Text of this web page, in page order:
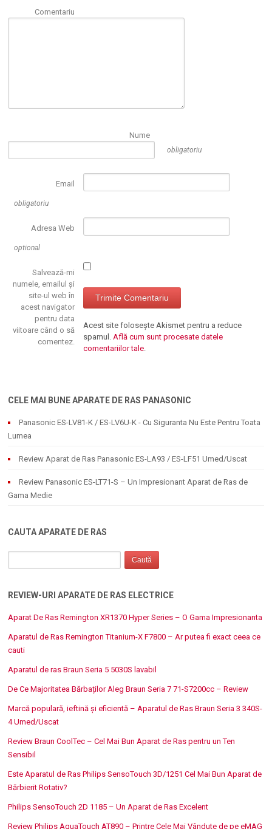
Comentariu
Nume
obligatoriu
Email
obligatoriu
Adresa Web
optional
Salvează-mi
numele, emailul și
site-ul web în
acest navigator
pentru data
viitoare când o să
comentez.
Acest site folosește Akismet pentru a reduce
spamul.Află cum sunt procesate datele
comentariilor tale.
CELE MAI BUNE APARATE DE RAS PANASONIC
Panasonic ES-LV81-K / ES-LV6U-K - Cu Siguranta Nu Este Pentru Toata
Lumea
Review Aparat de Ras Panasonic ES-LA93 / ES-LF51 Umed/Uscat
Review Panasonic ES-LT71-S – Un Impresionant Aparat de Ras de
Gama Medie
CAUTA APARATE DE RAS
REVIEW-URI APARATE DE RAS ELECTRICE
Aparat De Ras Remington XR1370 Hyper Series – O Gama Impresionanta
Aparatul de Ras Remington Titanium-X F7800 – Ar putea fi exact ceea ce
cauti
Aparatul de ras Braun Seria 5 5030S lavabil
De Ce Majoritatea Bărbaților Aleg Braun Seria 7 71-S7200cc – Review
Marcă populară, ieftină și eficientă – Aparatul de Ras Braun Seria 3 340S-
4 Umed/Uscat
Review Braun CoolTec – Cel Mai Bun Aparat de Ras pentru un Ten
Sensibil
Este Aparatul de Ras Philips SensoTouch 3D/1251 Cel Mai Bun Aparat de
Bărbierit Rotativ?
Philips SensoTouch 2D 1185 – Un Aparat de Ras Excelent
Review Philips AquaTouch AT890 – Printre Cele Mai Vândute de pe eMAG